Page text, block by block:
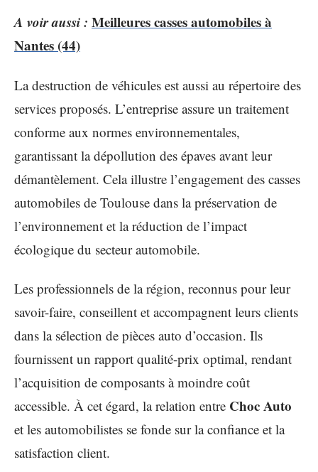
A voir aussi : Meilleures casses automobiles à
Nantes (44)
La destruction de véhicules est aussi au répertoire des
services proposés. L’entreprise assure un traitement
conforme aux normes environnementales,
garantissant la dépollution des épaves avant leur
démantèlement. Cela illustre l’engagement des casses
automobiles de Toulouse dans la préservation de
l’environnement et la réduction de l’impact
écologique du secteur automobile.
Les professionnels de la région, reconnus pour leur
savoir-faire, conseillent et accompagnent leurs clients
dans la sélection de pièces auto d’occasion. Ils
fournissent un rapport qualité-prix optimal, rendant
l’acquisition de composants à moindre coût
accessible. À cet égard, la relation entre Choc Auto
et les automobilistes se fonde sur la confiance et la
satisfaction client.